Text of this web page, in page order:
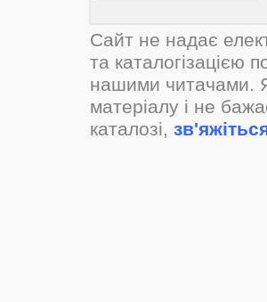
Сайт не надає
та каталогізацією
нашими читачами.
матеріалу і не
каталозі,